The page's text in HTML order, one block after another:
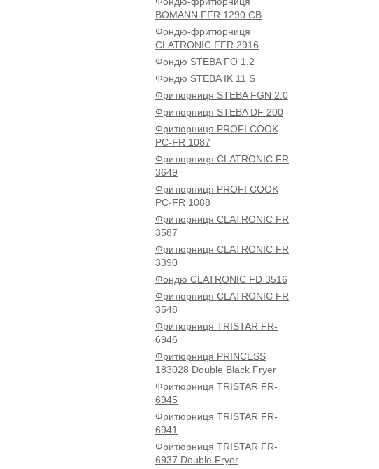
BOMANN FFR 1290 CB
Фондю-фритюрниця
CLATRONIC FFR 2916
Фондю STEBA FO 1.2
Фондю STEBA IK 11 S
Фритюрниця STEBA FGN 2.0
Фритюрниця STEBA DF 200
Фритюрниця PROFI COOK
PC-FR 1087
Фритюрниця CLATRONIC FR
3649
Фритюрниця PROFI COOK
PC-FR 1088
Фритюрниця CLATRONIC FR
3587
Фритюрниця CLATRONIC FR
3390
Фондю CLATRONIC FD 3516
Фритюрниця CLATRONIC FR
3548
Фритюрниця TRISTAR FR-
6946
Фритюрниця PRINCESS
183028 Double Black Fryer
Фритюрниця TRISTAR FR-
6945
Фритюрниця TRISTAR FR-
6941
Фритюрниця TRISTAR FR-
6937 Double Fryer